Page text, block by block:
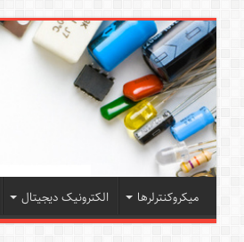
میکروکنترلرها الکترونیک دیجیتال